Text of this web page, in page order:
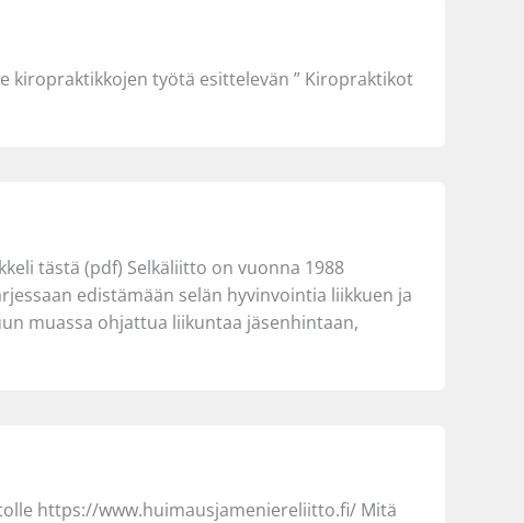
kiropraktikkojen työtä esittelevän ” Kiropraktikot
tästä (pdf) Selkäliitto on vuonna 1988
edistämään selän hyvinvointia liikkuen ja
muassa ohjattua liikuntaa jäsenhintaan,
https://www.huimausjameniereliitto.fi/ Mitä